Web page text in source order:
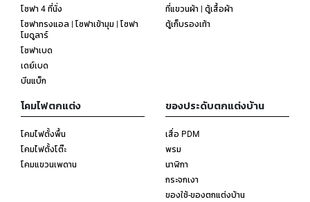
โซฟา 4 ที่นั่ง
โซฟาทรงแอล | โซฟาเข้ามุม | โซฟา
โมดูลาร์
โซฟาเบด
เดย์เบด
บีนแบ็ก
ที่แขวนผ้า | ตู้เสื้อผ้า
ตู้เก็บรองเท้า
โคมไฟตกแต่ง
โคมไฟตั้งพื้น
โคมไฟตั้งโต๊ะ
โคมแขวนเพดาน
ของประดับตกแต่งบ้าน
เสื่อ PDM
พรม
นาฬิกา
กระจกเงา
ของใช้-ของตกแต่งบ้าน